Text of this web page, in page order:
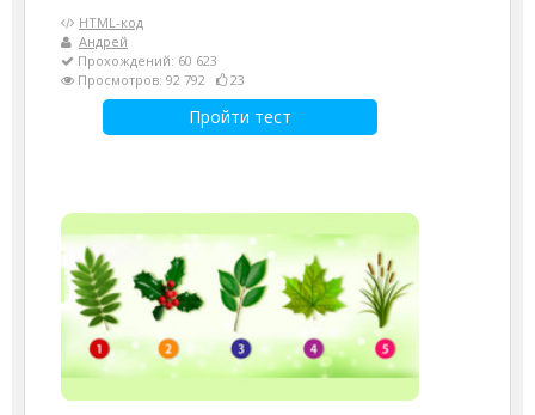
HTML-код
Андрей
Прохождений: 60 623
Просмотров: 92 792
23
Пройти тест